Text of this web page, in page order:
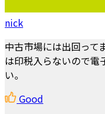
nick
中古市場には出回って
は印税入らないので電
い。
Good